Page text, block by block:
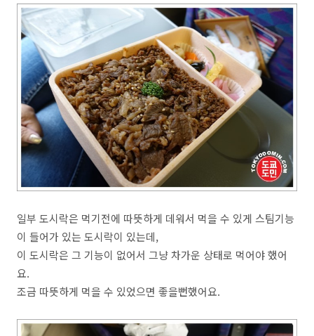
일부 도시락은 먹기전에 따뜻하게 데워서 먹을 수 있게 스팀기능
이 들어가 있는 도시락이 있는데,
이 도시락은 그 기능이 없어서 그냥 차가운 상태로 먹어야 했어
요.
조금 따뜻하게 먹을 수 있었으면 좋을뻔했어요.